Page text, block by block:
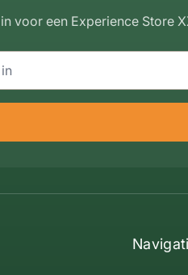
voor een Experience Store